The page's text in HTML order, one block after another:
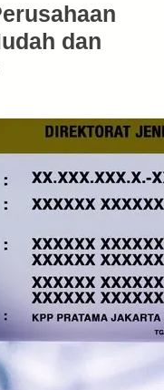
dan